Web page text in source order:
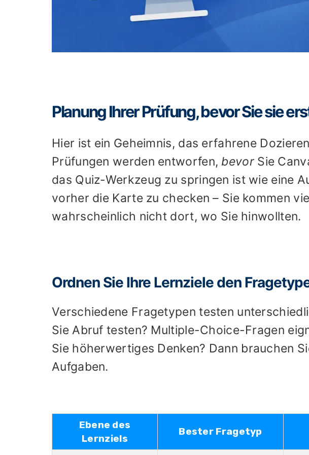
Planung Ihrer Prüfung, bevor Sie sie
Hier ist ein Geheimnis, das erfahrene
Prüfungen werden entworfen, bevorSie
das Quiz-Werkzeug zu springen ist wie eine
vorher die Karte zu checken – Sie kommen
wahrscheinlich nicht dort, wo Sie hinwollten.
Ordnen Sie Ihre Lernziele den
Verschiedene Fragetypen testen
Sie Abruf testen? Multiple-Choice-Fragen
Sie höherwertiges Denken? Dann brauchen
Aufgaben.
Ebene des
Lernziels
Bester Fragetyp